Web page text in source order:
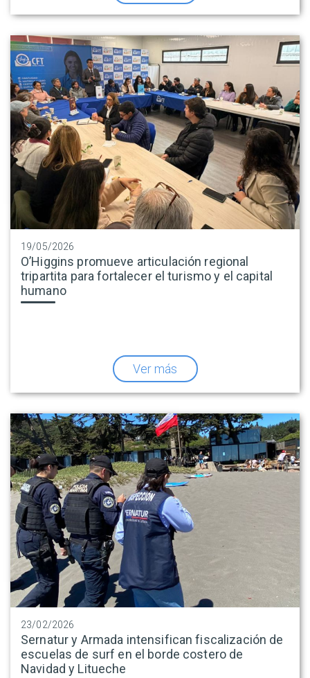
19/05/2026
O’Higgins promueve articulación regional
tripartita para fortalecer el turismo y el capital
humano
Ver más
23/02/2026
Sernatur y Armada intensifican fiscalización de
escuelas de surf en el borde costero de
Navidad y Litueche